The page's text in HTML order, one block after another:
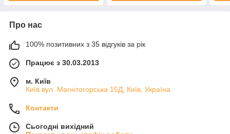
Про нас
100% позитивних з 35 відгуків за рік
Працює з 30.03.2013
м. Київ
Київ вул. Магнiтогорська 15Д, Київ, Україна
Контакти
Сьогодні вихідний